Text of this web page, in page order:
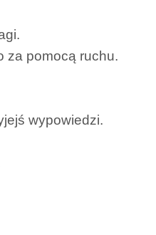
za pomocą ruchu.
wypowiedzi.